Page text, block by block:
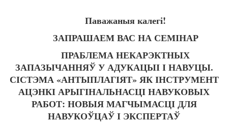
Паважаныя калегі!
ЗАПРАШАЕМ ВАС НА СЕМІНАР
ПРАБЛЕМА НЕКАРЭКТНЫХ
ЗАПАЗЫЧАННЯЎ У АДУКАЦЫІ І НАВУЦЫ.
СІСТЭМА «АНТЫПЛАГІЯТ» ЯК ІНСТРУМЕНТ
АЦЭНКІ АРЫГІНАЛЬНАСЦІ НАВУКОВЫХ
РАБОТ: НОВЫЯ МАГЧЫМАСЦІ ДЛЯ
НАВУКОЎЦАЎ І ЭКСПЕРТАЎ